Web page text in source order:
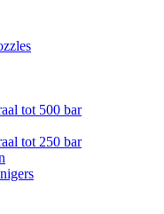
tot 500 bar
tot 250 bar